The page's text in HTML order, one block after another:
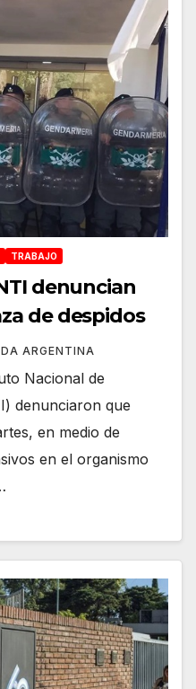
TRABAJO
denuncian
de despidos
ARGENTINA
Nacional de
denunciaron que
en medio de
en el organismo